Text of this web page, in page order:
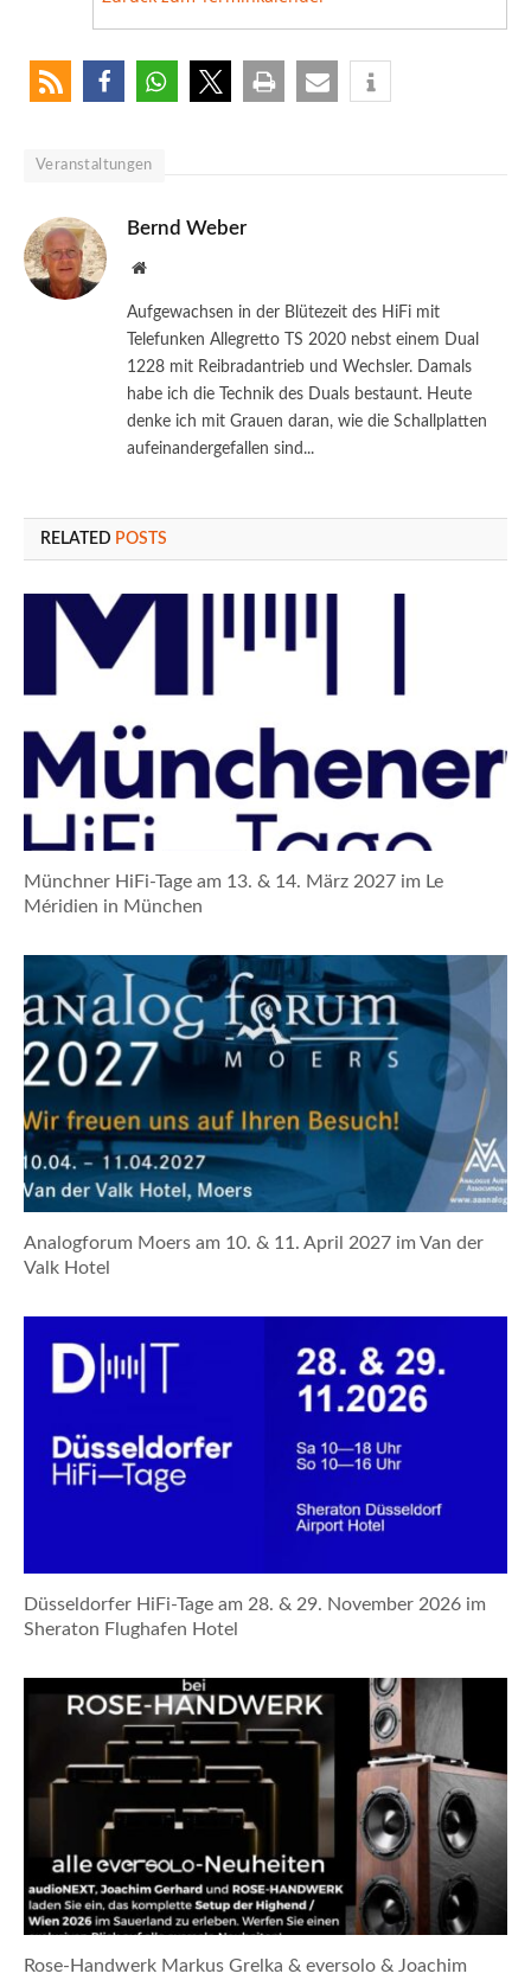
Veranstaltungen
Bernd Weber
Website
Aufgewachsen in der Blütezeit des HiFi mit
Telefunken Allegretto TS 2020 nebst einem Dual
1228 mit Reibradantrieb und Wechsler. Damals
habe ich die Technik des Duals bestaunt. Heute
denke ich mit Grauen daran, wie die Schallplatten
aufeinandergefallen sind...
RELATED POSTS
Münchner HiFi-Tage am 13. & 14. März 2027 im Le
Méridien in München
Analogforum Moers am 10. & 11. April 2027 im Van der
Valk Hotel
Düsseldorfer HiFi-Tage am 28. & 29. November 2026 im
Sheraton Flughafen Hotel
Rose-Handwerk Markus Grelka & eversolo & Joachim